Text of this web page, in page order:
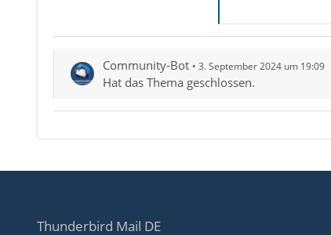
Community-Bot 3. September 2024 um 19:09
Hat das Thema geschlossen.
Thunderbird Mail DE